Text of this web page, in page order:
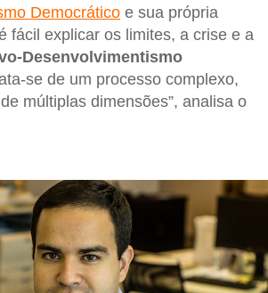
Democrático e sua própria
fácil explicar os limites, a crise e a
Desenvolvimentismo
se de um processo complexo,
múltiplas dimensões”, analisa o